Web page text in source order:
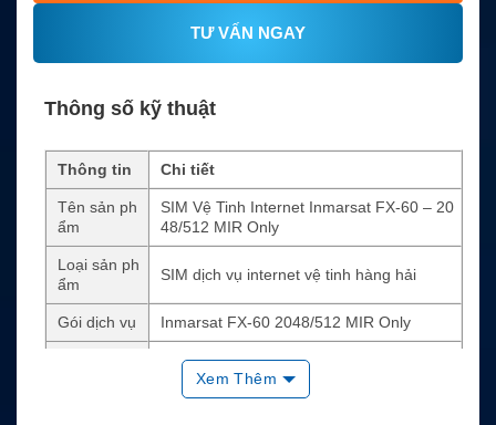
TƯ VẤN NGAY
Thông số kỹ thuật
Thông tin Chi tiết
Tên sản ph
ẩm
SIM Vệ Tinh Internet Inmarsat FX-60 – 20
48/512 MIR Only
Loại sản ph
ẩm
SIM dịch vụ internet vệ tinh hàng hải
Gói dịch vụ Inmarsat FX-60 2048/512 MIR Only
2048/512 kbps
Xem Thêm